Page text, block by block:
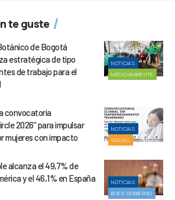
te guste
NOTICIAS
MEDIOAMBIENTE
de Bogotá
estratégica de tipo
de trabajo para el
NOTICIAS
SOCIAL
convocatoria
2026” para impulsar
mujeres con impacto
NOTICIAS
BUEN GOBIERNO
alcanza el 49,7% de
y el 46,1% en España